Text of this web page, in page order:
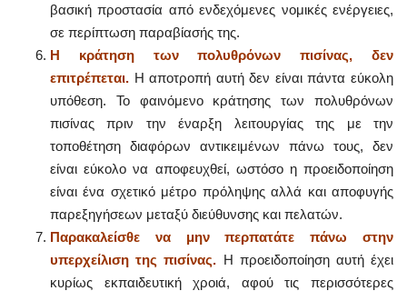
βασική προστασία από ενδεχόμενες νομικές ενέργειες,
σε περίπτωση παραβίασής της.
Η κράτηση των πολυθρόνων πισίνας, δεν
επιτρέπεται. Η αποτροπή αυτή δεν είναι πάντα εύκολη
υπόθεση. Το φαινόμενο κράτησης των πολυθρόνων
πισίνας πριν την έναρξη λειτουργίας της με την
τοποθέτηση διαφόρων αντικειμένων πάνω τους, δεν
είναι εύκολο να αποφευχθεί, ωστόσο η προειδοποίηση
είναι ένα σχετικό μέτρο πρόληψης αλλά και αποφυγής
παρεξηγήσεων μεταξύ διεύθυνσης και πελατών.
Παρακαλείσθε να μην περπατάτε πάνω στην
υπερχείλιση της πισίνας. Η προειδοποίηση αυτή έχει
κυρίως εκπαιδευτική χροιά, αφού τις περισσότερες